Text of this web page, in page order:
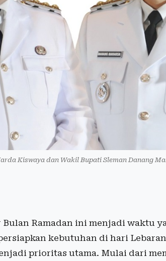
Kiswaya dan Wakil Bupati Sleman Danang
Ramadan ini menjadi waktu
kebutuhan di hari
prioritas utama. Mulai dari